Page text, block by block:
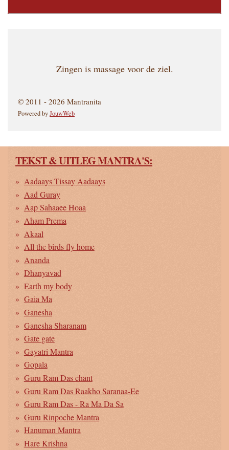
Zingen is massage voor de ziel.
© 2011 - 2026 Mantranita
Powered byJouwWeb
TEKST & UITLEG MANTRA'S:
Aadaays Tissay Aadaays
Aad Guray
Aap Sahaaee Hoaa
Aham Prema
Akaal
All the birds fly home
Ananda
Dhanyavad
Earth my body
Gaia Ma
Ganesha
Ganesha Sharanam
Gate gate
Gayatri Mantra
Gopala
Guru Ram Das chant
Guru Ram Das Raakho Saranaa-Ee
Guru Ram Das - Ra Ma Da Sa
Guru Rinpoche Mantra
Hanuman Mantra
Hare Krishna